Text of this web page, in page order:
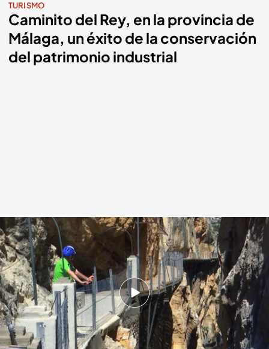
TURISMO
Caminito del Rey, en la provincia de
Málaga, un éxito de la conservación
del patrimonio industrial
El Caminito del Rey tiene más de tres kilómetros de recorrido por
pasarelas con un puente colgante a cien metros del suelo.Noticias Cuatro
/ Imagen: Jorge Sarrión
Gabriel Cruz
31 AGO 2025 - 20:54h.
Una infraestructura hidroeléctrica
abandonada en Málaga se convierte en un